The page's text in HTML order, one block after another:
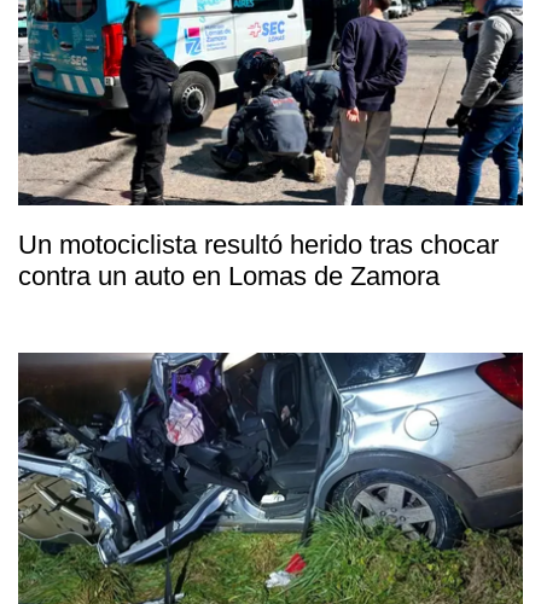
Un motociclista resultó herido tras chocar
contra un auto en Lomas de Zamora